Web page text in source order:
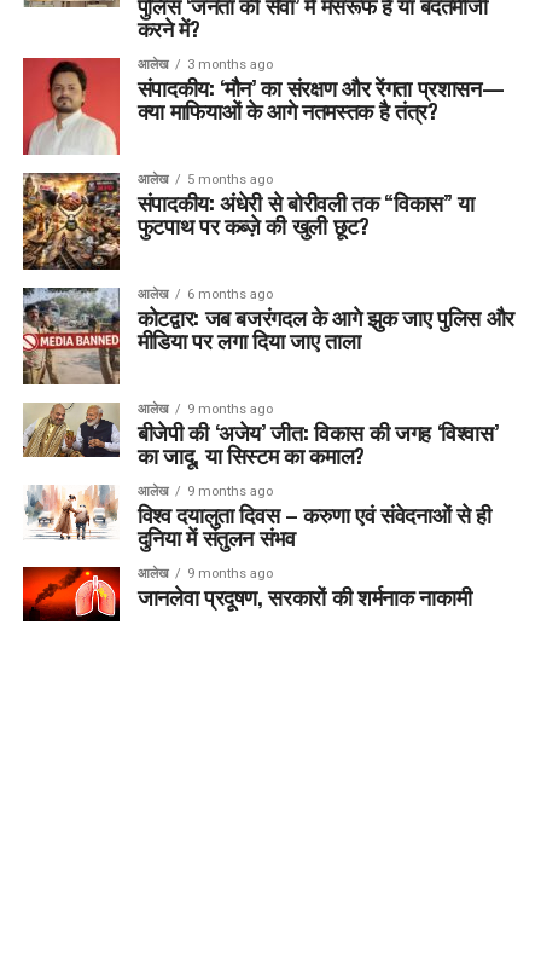
करने में?
आलेख 3 months ago
संपादकीय: ‘मौन’ का संरक्षण और रेंगता प्रशासन—
क्या माफियाओं के आगे नतमस्तक है तंत्र?
आलेख 5 months ago
संपादकीय: अंधेरी से बोरीवली तक “विकास” या
फुटपाथ पर कब्ज़े की खुली छूट?
आलेख 6 months ago
कोटद्वार: जब बजरंगदल के आगे झुक जाए पुलिस और
मीडिया पर लगा दिया जाए ताला
आलेख 9 months ago
बीजेपी की ‘अजेय’ जीत: विकास की जगह ‘विश्वास’
का जादू, या सिस्टम का कमाल?
आलेख 9 months ago
विश्व दयालुता दिवस – करुणा एवं संवेदनाओं से ही
दुनिया में संतुलन संभव
आलेख 9 months ago
जानलेवा प्रदूषण, सरकारों की शर्मनाक नाकामी